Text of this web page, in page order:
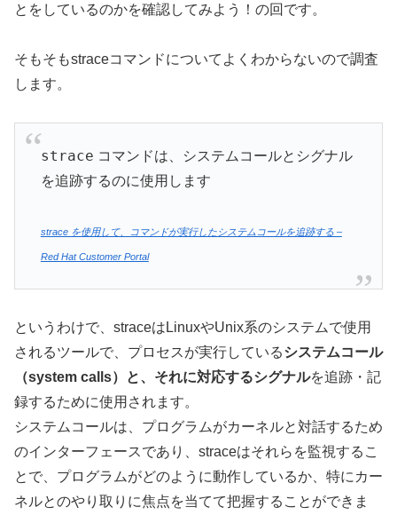
とをしているのかを確認してみよう！の回です。
そもそもstraceコマンドについてよくわからないので調査
します。
strace コマンドは、システムコールとシグナル
を追跡するのに使用します
strace を使用して、コマンドが実行したシステムコールを追跡する –
Red Hat Customer Portal
というわけで、straceはLinuxやUnix系のシステムで使用
されるツールで、プロセスが実行しているシステムコール
（system calls）と、それに対応するシグナルを追跡・記
録するために使用されます。
システムコールは、プログラムがカーネルと対話するため
のインターフェースであり、straceはそれらを監視するこ
とで、プログラムがどのように動作しているか、特にカー
ネルとのやり取りに焦点を当てて把握することができま